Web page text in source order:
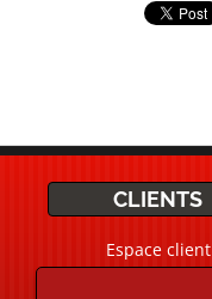
CLIENTS
Espace client